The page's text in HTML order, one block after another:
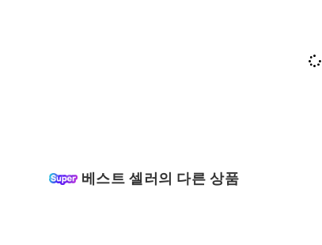
베스트 셀러의 다른 상품